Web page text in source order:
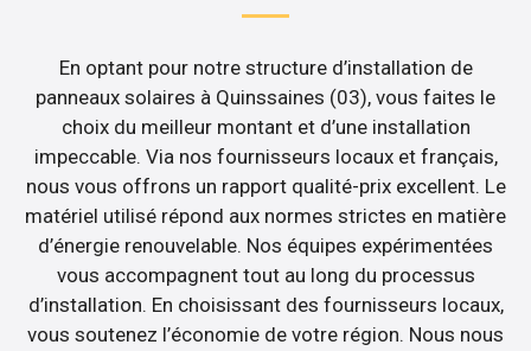
En optant pour notre structure d’installation de
panneaux solaires à Quinssaines (03), vous faites le
choix du meilleur montant et d’une installation
impeccable. Via nos fournisseurs locaux et français,
nous vous offrons un rapport qualité-prix excellent. Le
matériel utilisé répond aux normes strictes en matière
d’énergie renouvelable. Nos équipes expérimentées
vous accompagnent tout au long du processus
d’installation. En choisissant des fournisseurs locaux,
vous soutenez l’économie de votre région. Nous nous